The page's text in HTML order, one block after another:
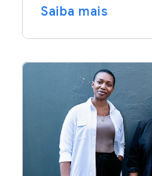
Saiba mais